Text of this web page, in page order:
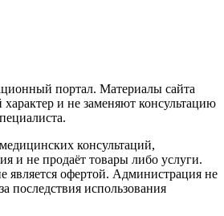
портал. Материалы сайта
и не заменяют консультацию
консультаций,
и не продаёт товары либо услуги.
является офертой. Администрация не
последствия использования